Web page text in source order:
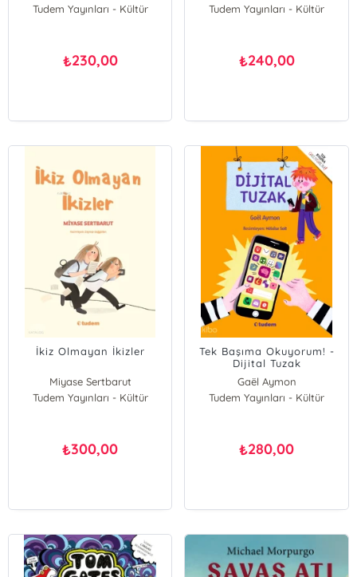
Tudem Yayınları - Kültür
₺230,00
Tudem Yayınları - Kültür
₺240,00
İkiz Olmayan İkizler
Miyase Sertbarut
Tudem Yayınları - Kültür
₺300,00
Tek Başıma Okuyorum! -
Dijital Tuzak
Gaël Aymon
Tudem Yayınları - Kültür
₺280,00